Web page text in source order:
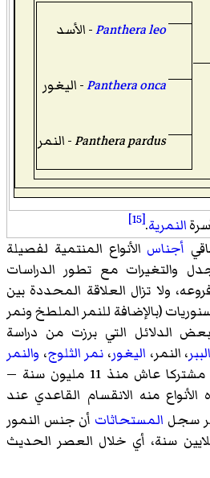
Panthera leo- الأسد
Panthera onca- اليغور
Panthera pardus- النمر
النمرية.
[15]
أجناس الأنواع المنتمية لفصيلة
والتغيرات مع تطور الدراسات
ولا تزال العلاقة المحددة بين
(بالإضافة للنمر الملطخ ونمر
الدلائل التي برزت من دراسة
الببر، النمر، اليغور، نمر الثلوج، والنمر
، يتشاطرون سلفا مشتركا عاش منذ 11 مليون سنة —
منه الانقسام القاعدي عند
سجل المستحاثات أن جنس النمور
منذ مليوني إلى 3.8 ملايين سنة، أي خلال العصر الحديث